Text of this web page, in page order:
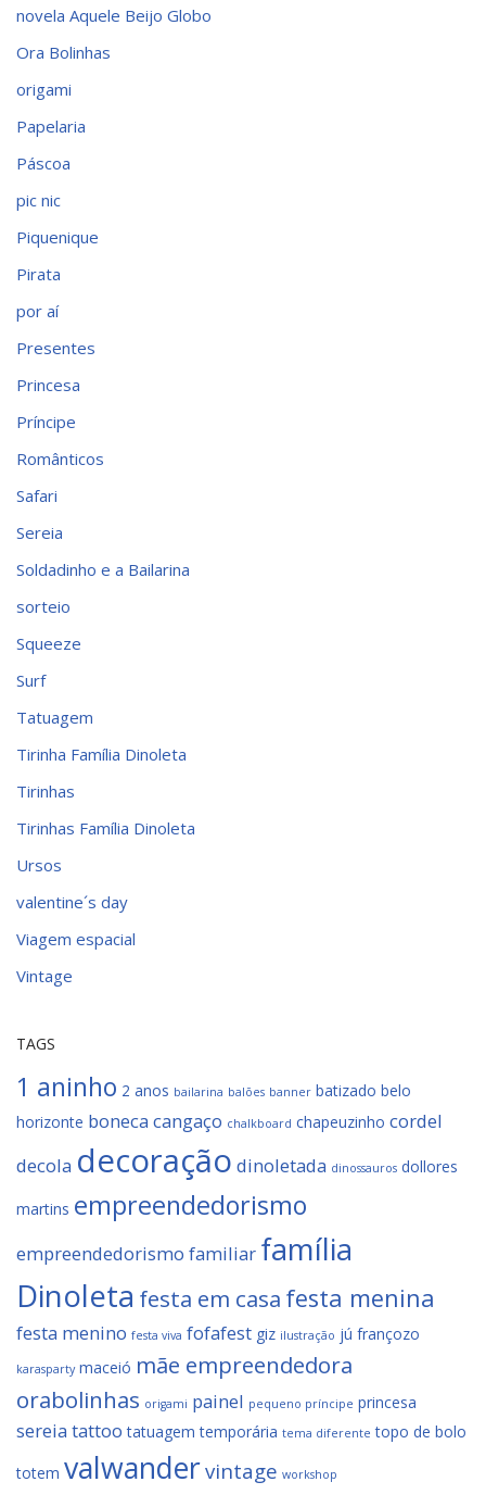
novela Aquele Beijo Globo
Ora Bolinhas
origami
Papelaria
Páscoa
pic nic
Piquenique
Pirata
por aí
Presentes
Princesa
Príncipe
Românticos
Safari
Sereia
Soldadinho e a Bailarina
sorteio
Squeeze
Surf
Tatuagem
Tirinha Família Dinoleta
Tirinhas
Tirinhas Família Dinoleta
Ursos
valentine´s day
Viagem espacial
Vintage
TAGS
1 aninho 2 anos bailarina balões banner batizado belo
horizonte boneca cangaço chalkboard chapeuzinho cordel
decola decoração dinoletada dinossauros dollores
martins empreendedorismo
empreendedorismo familiar família
Dinoleta festa em casa festa menina
festa menino festa viva fofafest giz ilustração jú françozo
karasparty maceió mãe empreendedora
orabolinhas origami painel pequeno príncipe princesa
sereia tattoo tatuagem temporária tema diferente topo de bolo
totem valwandervintage workshop